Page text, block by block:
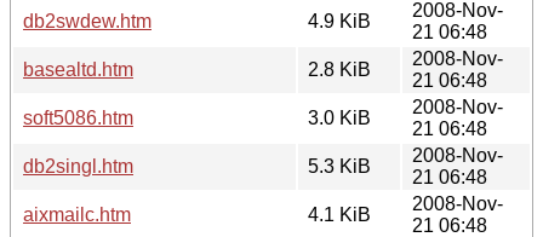
db2swdew.htm 4.9 KiB
2008-Nov-
21 06:48
basealtd.htm
2.8 KiB
2008-Nov-
21 06:48
soft5086.htm
3.0 KiB
2008-Nov-
21 06:48
db2singl.htm
5.3 KiB
2008-Nov-
21 06:48
aixmailc.htm
4.1 KiB
2008-Nov-
21 06:48